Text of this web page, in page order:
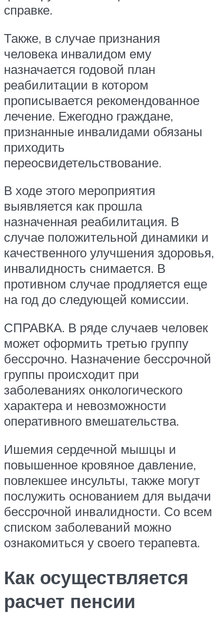
справке.
Также, в случае признания
человека инвалидом ему
назначается годовой план
реабилитации в котором
прописывается рекомендованное
лечение. Ежегодно граждане,
признанные инвалидами обязаны
приходить
переосвидетельствование.
В ходе этого мероприятия
выявляется как прошла
назначенная реабилитация. В
случае положительной динамики и
качественного улучшения здоровья,
инвалидность снимается. В
противном случае продляется еще
на год до следующей комиссии.
СПРАВКА. В ряде случаев человек
может оформить третью группу
бессрочно. Назначение бессрочной
группы происходит при
заболеваниях онкологического
характера и невозможности
оперативного вмешательства.
Ишемия сердечной мышцы и
повышенное кровяное давление,
повлекшее инсульты, также могут
послужить основанием для выдачи
бессрочной инвалидности. Со всем
списком заболеваний можно
ознакомиться у своего терапевта.
Как осуществляется
расчет пенсии